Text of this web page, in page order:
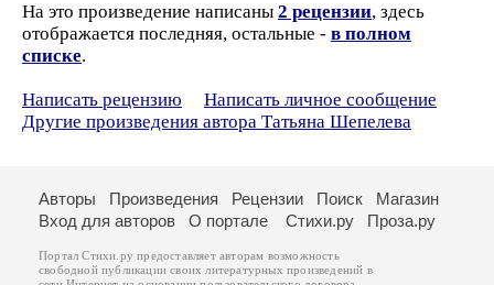
На это произведение написаны 2 рецензии, здесь
отображается последняя, остальные - в полном
списке.
Написать рецензию
Написать личное сообщение
Другие произведения автора Татьяна Шепелева
Авторы Произведения Рецензии Поиск
Магазин
Вход для авторов
О портале Стихи.ру Проза.ру
Портал Стихи.ру предоставляет авторам возможность
свободной публикации своих литературных произведений в